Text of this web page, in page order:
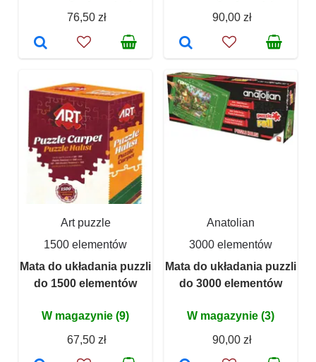
76,50 zł
90,00 zł
Art puzzle
1500 elementów
Mata do układania puzzli
do 1500 elementów
W magazynie (9)
67,50 zł
Anatolian
3000 elementów
Mata do układania puzzli
do 3000 elementów
W magazynie (3)
90,00 zł